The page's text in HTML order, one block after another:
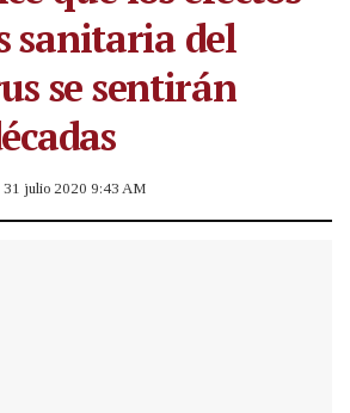
sanitaria del
se sentirán
31 julio 2020 9:43 AM